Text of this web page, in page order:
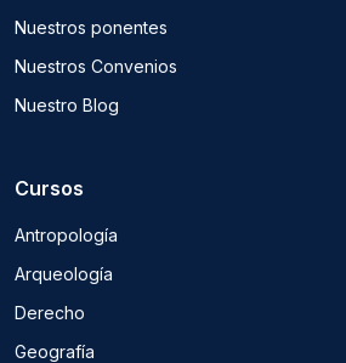
Nuestros ponentes
Nuestros Convenios
Nuestro Blog
Cursos
Antropología
Arqueología
Derecho
Geografía